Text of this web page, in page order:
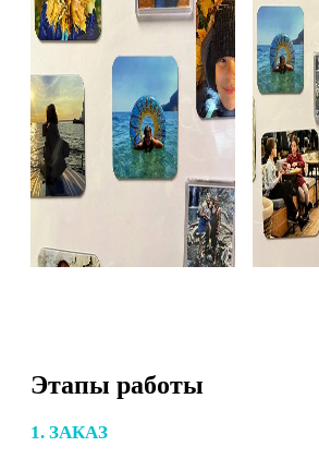
Этапы работы
1. ЗАКАЗ